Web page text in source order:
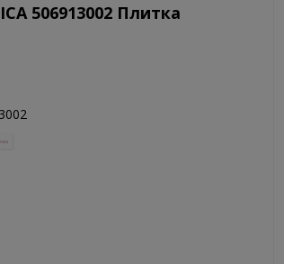
506913002 Плитка